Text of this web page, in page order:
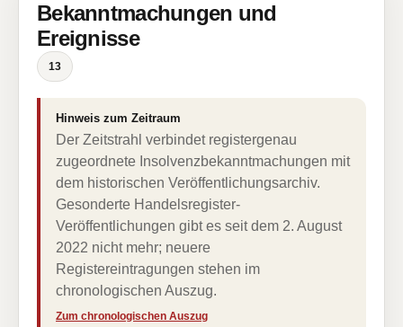
Bekanntmachungen und
Ereignisse
13
Hinweis zum Zeitraum
Der Zeitstrahl verbindet registergenau
zugeordnete Insolvenzbekanntmachungen mit
dem historischen Veröffentlichungsarchiv.
Gesonderte Handelsregister-
Veröffentlichungen gibt es seit dem 2. August
2022 nicht mehr; neuere
Registereintragungen stehen im
chronologischen Auszug.
Zum chronologischen Auszug